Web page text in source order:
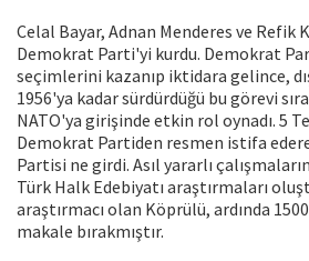
Celal Bayar, Adnan Menderes ve
Demokrat Parti'yi kurdu. Demokrat
seçimlerini kazanıp iktidara gelince,
1956'ya kadar sürdürdüğü bu görevi
NATO'ya girişinde etkin rol oynadı. 5
Demokrat Partiden resmen istifa
Partisi ne girdi. Asıl yararlı
Türk Halk Edebiyatı araştırmaları
araştırmacı olan Köprülü, ardında
makale bırakmıştır.